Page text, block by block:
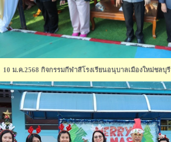
10 ม.ค.2568 กิจกรรมกีฬาสีโรงเรียนอนุบาลเมืองใหม่ชลบุรี